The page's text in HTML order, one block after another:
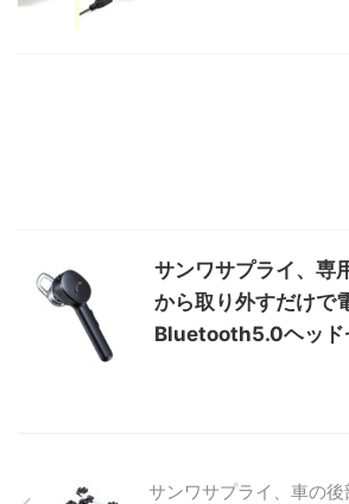
サンワサプライ、専
から取り外すだけで
Bluetooth5.0ヘッド
サンワサプライ、車の